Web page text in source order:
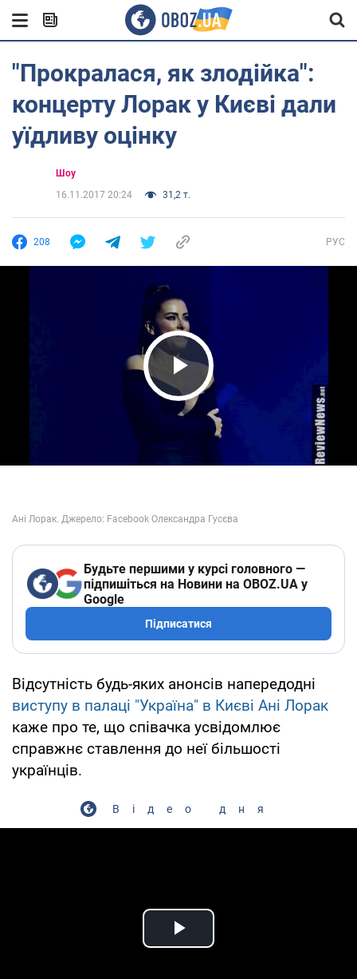
"Прокралася, як злодійка":
концерту Лорак у Києві дали
уїдливу оцінку
Шоу
16.11.2017 20:24
31,2 т.
208 РУС
Play Video
Будьте першими у курсі головного —
підпишіться на Новини на OBOZ.UA у
Google
Підписатися
Відсутність будь-яких анонсів напередодні
виступу в палаці "Україна" в Києві Ані Лорак
каже про те, що співачка усвідомлює
справжнє ставлення до неї більшості
українців.
Відео дня
Play Video